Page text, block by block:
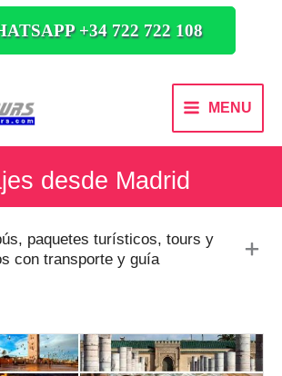
+34 722 722 108
MENU
desde Madrid
paquetes turísticos, tours y
con transporte y guía